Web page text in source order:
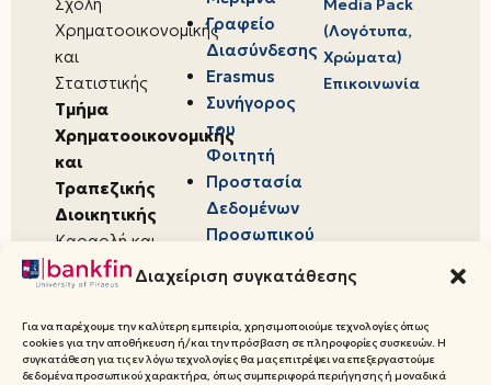
Διαχείριση συγκατάθεσης
Για να παρέχουμε την καλύτερη εμπειρία, χρησιμοποιούμε τεχνολογίες όπως
cookies για την αποθήκευση ή/και την πρόσβαση σε πληροφορίες συσκευών. Η
συγκατάθεση για τις εν λόγω τεχνολογίες θα μας επιτρέψει να επεξεργαστούμε
δεδομένα προσωπικού χαρακτήρα, όπως συμπεριφορά περιήγησης ή μοναδικά
Χρηματοοικονομικής
και
Στατιστικής
Τμήμα
Χρηματοοικονομικής
και
Τραπεζικής
Διοικητικής
Καραολή και
Δημητρίου 80,
18534,
Πειραιάς
Γραφείο
Διασύνδεσης
Erasmus
Συνήγορος
του
Φοιτητή
Προστασία
Δεδομένων
Προσωπικού
Media Pack
(Λογότυπα,
Χρώματα)
Επικοινωνία